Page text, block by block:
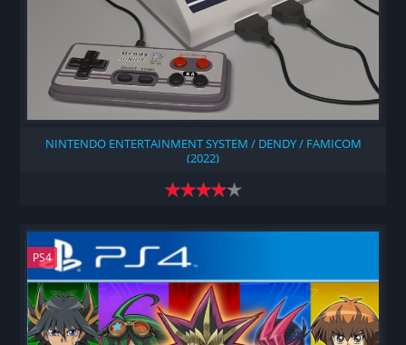
NINTENDO ENTERTAINMENT SYSTEM / DENDY / FAMICOM
(2022)
PS4